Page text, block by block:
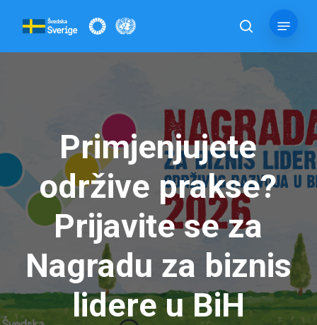
pretraga
Primjenjujete
održive prakse?
Prijavite se za
Nagradu za biznis
lidere u BiH